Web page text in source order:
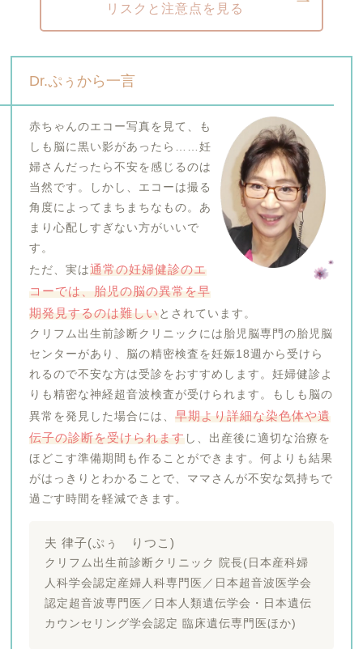
リスクと注意点を見る
Dr.ぷぅから一言
赤ちゃんのエコー写真を見て、も
しも脳に黒い影があったら……妊
婦さんだったら不安を感じるのは
当然です。しかし、エコーは撮る
角度によってまちまちなもの。あ
まり心配しすぎない方がいいで
す。
ただ、実は通常の妊婦健診のエ
コーでは、胎児の脳の異常を早
期発見するのは難しいとされています。
クリフム出生前診断クリニックには胎児脳専門の胎児脳
センターがあり、脳の精密検査を妊娠18週から受けら
れるので不安な方は受診をおすすめします。妊婦健診よ
りも精密な神経超音波検査が受けられます。もしも脳の
異常を発見した場合には、早期より詳細な染色体や遺
伝子の診断を受けられますし、出産後に適切な治療を
ほどこす準備期間も作ることができます。何よりも結果
がはっきりとわかることで、ママさんが不安な気持ちで
過ごす時間を軽減できます。
夫 律子(ぷぅ りつこ)
クリフム出生前診断クリニック 院長(日本産科婦
人科学会認定産婦人科専門医／日本超音波医学会
認定超音波専門医／日本人類遺伝学会・日本遺伝
カウンセリング学会認定 臨床遺伝専門医ほか)